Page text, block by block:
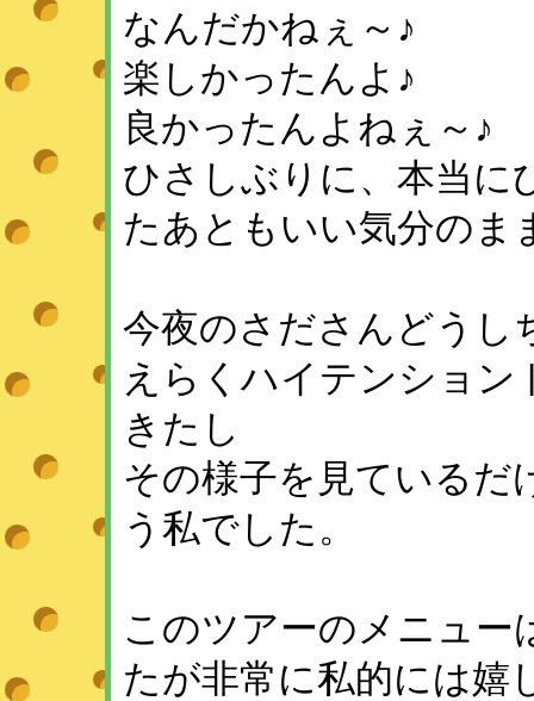
なんだかねぇ～♪
楽しかったんよ♪
良かったんよねぇ～♪
ひさしぶりに、本当に
たあともいい気分のま
今夜のさださんどうし
えらくハイテンション
きたし
その様子を見ているだ
う私でした。
このツアーのメニュー
たが非常に私的には嬉